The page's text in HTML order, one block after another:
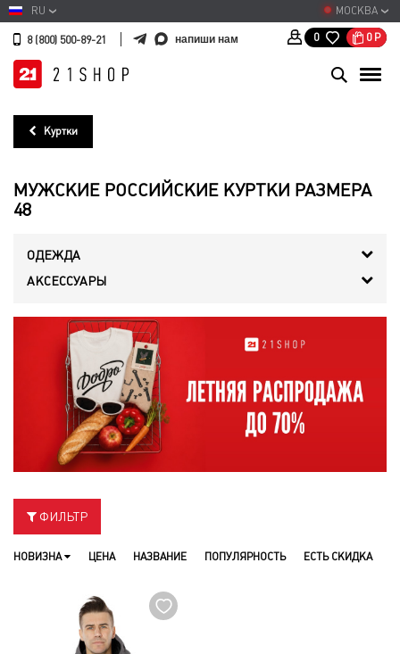
МОСКВА
RU
8 (800) 500-89-21 напиши нам 0 0 Р
Куртки
МУЖСКИЕ РОССИЙСКИЕ КУРТКИ РАЗМЕРА
48
ОДЕЖДА
АКСЕССУАРЫ
ФИЛЬТР
НОВИЗНА ЦЕНА НАЗВАНИЕ ПОПУЛЯРНОСТЬ ЕСТЬ СКИДКА